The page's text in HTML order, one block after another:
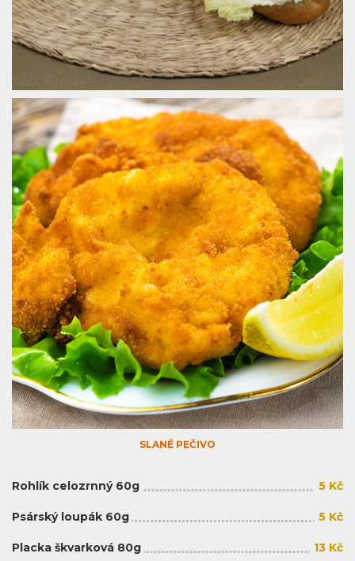
SLANÉ PEČIVO
Rohlík celozrnný 60g 5 Kč
Psárský loupák 60g 5 Kč
Placka škvarková 80g 13 Kč